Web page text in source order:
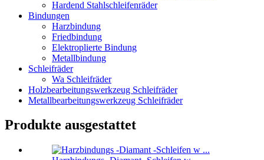
Hardend Stahlschleifenräder
Bindungen
Harzbindung
Friedbindung
Elektroplierte Bindung
Metallbindung
Schleifräder
Wa Schleifräder
Holzbearbeitungswerkzeug Schleifräder
Metallbearbeitungswerkzeug Schleifräder
Produkte ausgestattet